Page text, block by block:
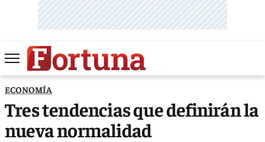
ECONOMÍA
Tres tendencias que definirán la
nueva normalidad